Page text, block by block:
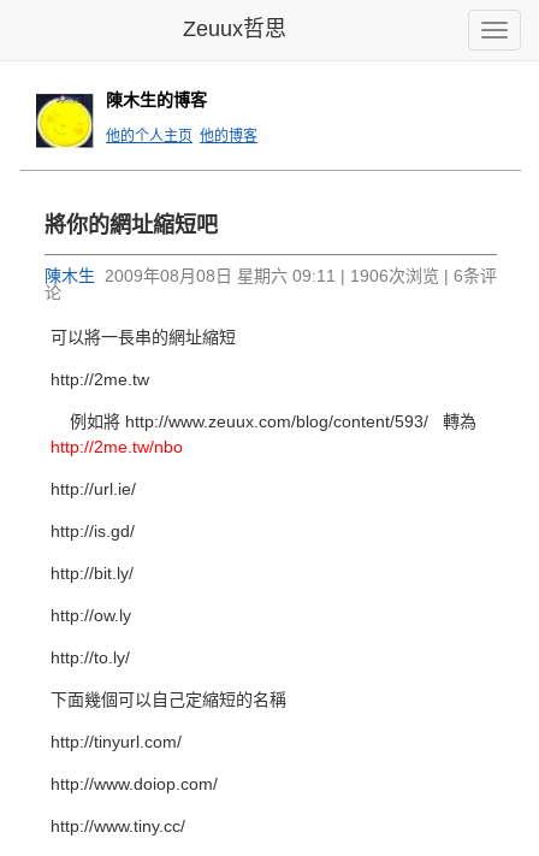
Toggle
Zeuux哲思
陳木生的博客
他的个人主页 他的博客
將你的網址縮短吧
陳木生 2009年08月08日 星期六 09:11 | 1906次浏览 | 6条评
论
可以將一長串的網址縮短
http://2me.tw
例如將 http://www.zeuux.com/blog/content/593/ 轉為
http://2me.tw/nbo
http://url.ie/
http://is.gd/
http://bit.ly/
http://ow.ly
http://to.ly/
下面幾個可以自己定縮短的名稱
http://tinyurl.com/
http://www.doiop.com/
http://www.tiny.cc/